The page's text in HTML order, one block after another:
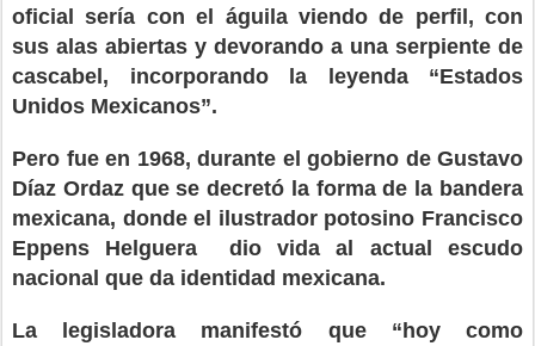
oficial sería con el águila viendo de perfil, con
sus alas abiertas y devorando a una serpiente de
cascabel, incorporando la leyenda “Estados
Unidos Mexicanos”.
Pero fue en 1968, durante el gobierno de Gustavo
Díaz Ordaz que se decretó la forma de la bandera
mexicana, donde el ilustrador potosino Francisco
Eppens Helguera
dio vida al actual escudo
nacional que da identidad mexicana.
La legisladora manifestó que “hoy como